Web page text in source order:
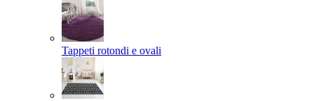
Tappeti rotondi e ovali